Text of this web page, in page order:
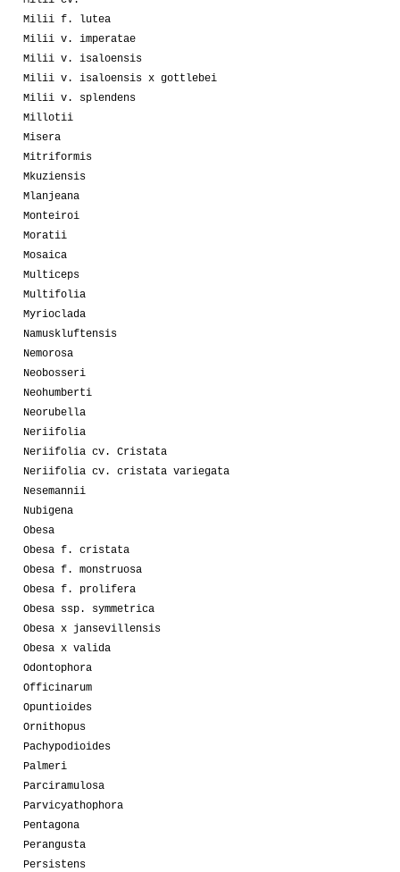
Milii f. lutea
Milii v. imperatae
Milii v. isaloensis
Milii v. isaloensis x gottlebei
Milii v. splendens
Millotii
Misera
Mitriformis
Mkuziensis
Mlanjeana
Monteiroi
Moratii
Mosaica
Multiceps
Multifolia
Myrioclada
Namuskluftensis
Nemorosa
Neobosseri
Neohumberti
Neorubella
Neriifolia
Neriifolia cv. Cristata
Neriifolia cv. cristata variegata
Nesemannii
Nubigena
Obesa
Obesa f. cristata
Obesa f. monstruosa
Obesa f. prolifera
Obesa ssp. symmetrica
Obesa x jansevillensis
Obesa x valida
Odontophora
Officinarum
Opuntioides
Ornithopus
Pachypodioides
Palmeri
Parciramulosa
Parvicyathophora
Pentagona
Perangusta
Persistens